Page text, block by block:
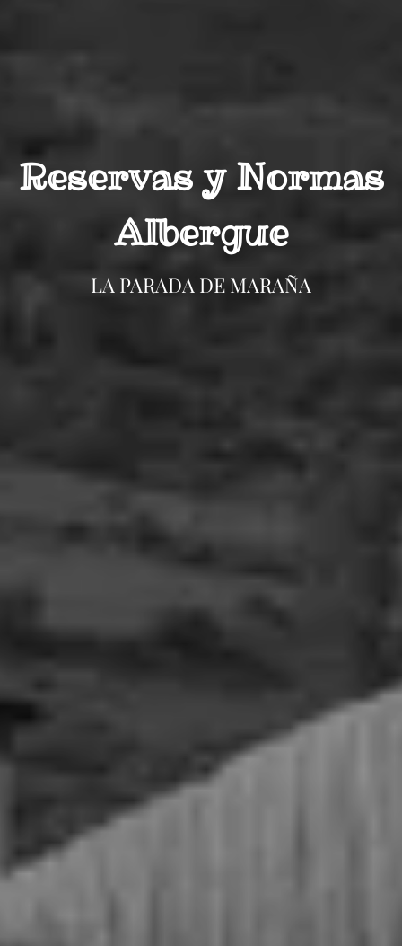
Reservas y Normas
Albergue
LA PARADA DE MARAÑA